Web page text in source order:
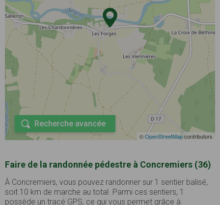
©OpenStreetMapcontributors
Recherche avancée
Faire de la randonnée pédestre à Concremiers (36)
À Concremiers, vous pouvez randonner sur 1 sentier balisé,
soit 10 km de marche au total. Parmi ces sentiers, 1
possède un tracé GPS, ce qui vous permet grâce à